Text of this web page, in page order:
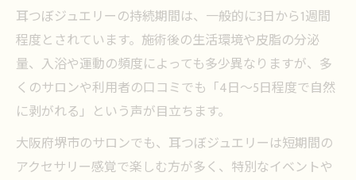
耳つぼジュエリーの持続期間は、一般的に3日から1週間
程度とされています。施術後の生活環境や皮脂の分泌
量、入浴や運動の頻度によっても多少異なりますが、多
くのサロンや利用者の口コミでも「4日～5日程度で自然
に剥がれる」という声が目立ちます。
大阪府堺市のサロンでも、耳つぼジュエリーは短期間の
アクセサリー感覚で楽しむ方が多く、特別なイベントや